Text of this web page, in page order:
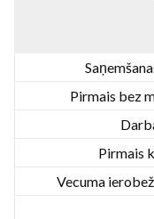
Pirmais bez
Pirmais
Vecuma